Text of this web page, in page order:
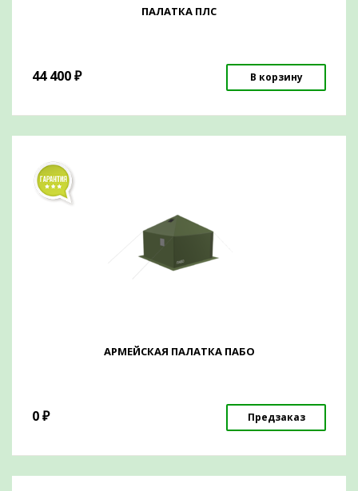
ПАЛАТКА ПЛС
44 400₽ В корзину
АРМЕЙСКАЯ ПАЛАТКА ПАБО
0₽ Предзаказ